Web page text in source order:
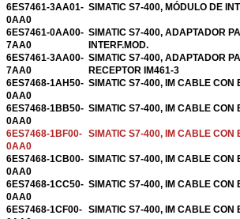
6ES7461-3AA01-
0AA0
SIMATIC S7-400, MÓDULO DE
6ES7461-0AA00-
7AA0
SIMATIC S7-400, ADAPTADOR
INTERF.MOD.
6ES7461-3AA00-
7AA0
SIMATIC S7-400, ADAPTADOR
RECEPTOR IM461-3
6ES7468-1AH50-
0AA0
SIMATIC S7-400, IM CABLE CON
6ES7468-1BB50-
0AA0
SIMATIC S7-400, IM CABLE CON
6ES7468-1BF00-
0AA0
SIMATIC S7-400, IM CABLE CON
6ES7468-1CB00-
0AA0
SIMATIC S7-400, IM CABLE CON
6ES7468-1CC50-
0AA0
SIMATIC S7-400, IM CABLE CON
6ES7468-1CF00- SIMATIC S7-400, IM CABLE CON